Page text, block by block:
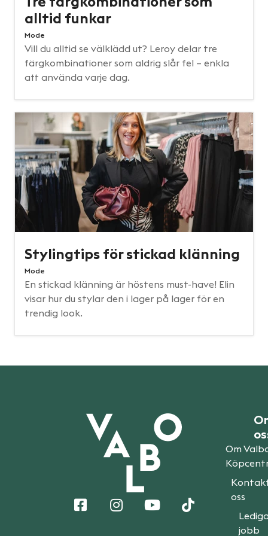
alltid funkar
Mode
Vill du alltid se välklädd ut? Leroy delar tre
färgkombinationer som aldrig slår fel – enkla
att använda varje dag.
Stylingtips för stickad klänning
Mode
En stickad klänning är höstens must-have! Elin
visar hur du stylar den i lager på lager för en
trendig look.
Om
oss
jobb